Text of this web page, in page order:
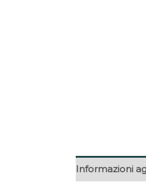
Informazioni